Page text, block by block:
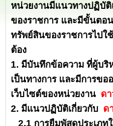
หน่วยงานมีแนวทางปฏิบั
ของราชการ และมีขั้นตอ
ทรัพย์สินของราชการไป
ต้อง
1. มีบันทึกข้อความ ที่ผู้บริ
เป็นทางการ และมีการข
เว็บไซต์ของหน่วยงาน ด
2. มีแนวปฏิบัติเกี่ยวกับ ด
2.1 การยืมพัสดุประเภท